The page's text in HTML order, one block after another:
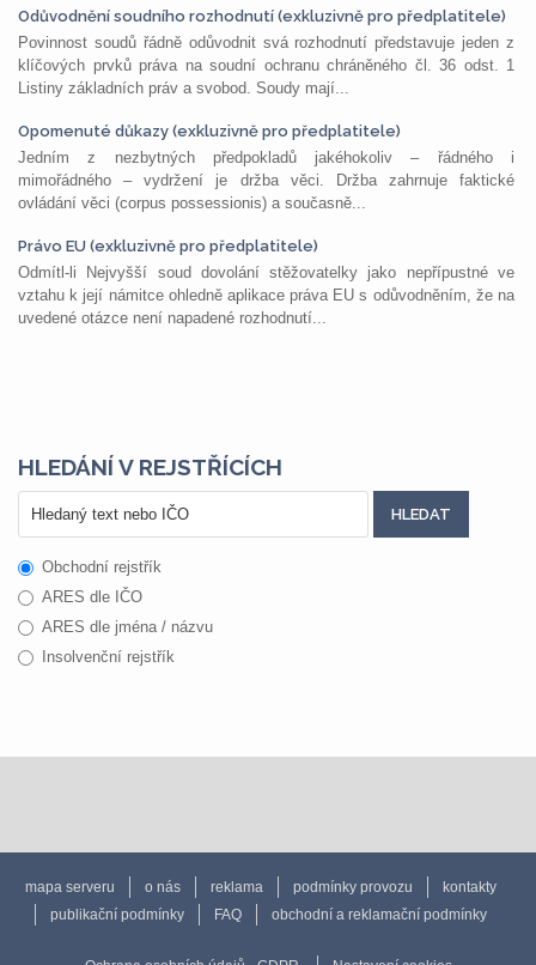
Odůvodnění soudního rozhodnutí (exkluzivně pro předplatitele)
Povinnost soudů řádně odůvodnit svá rozhodnutí představuje jeden z
klíčových prvků práva na soudní ochranu chráněného čl. 36 odst. 1
Listiny základních práv a svobod. Soudy mají...
Opomenuté důkazy (exkluzivně pro předplatitele)
Jedním z nezbytných předpokladů jakéhokoliv – řádného i
mimořádného – vydržení je držba věci. Držba zahrnuje faktické
ovládání věci (corpus possessionis) a současně...
Právo EU (exkluzivně pro předplatitele)
Odmítl-li Nejvyšší soud dovolání stěžovatelky jako nepřípustné ve
vztahu k její námitce ohledně aplikace práva EU s odůvodněním, že na
uvedené otázce není napadené rozhodnutí...
HLEDÁNÍ V REJSTŘÍCÍCH
Obchodní rejstřík
ARES dle IČO
ARES dle jména / názvu
Insolvenční rejstřík
mapa serveru o nás reklama podmínky provozu
kontakty
publikační podmínky
FAQ obchodní a reklamační podmínky